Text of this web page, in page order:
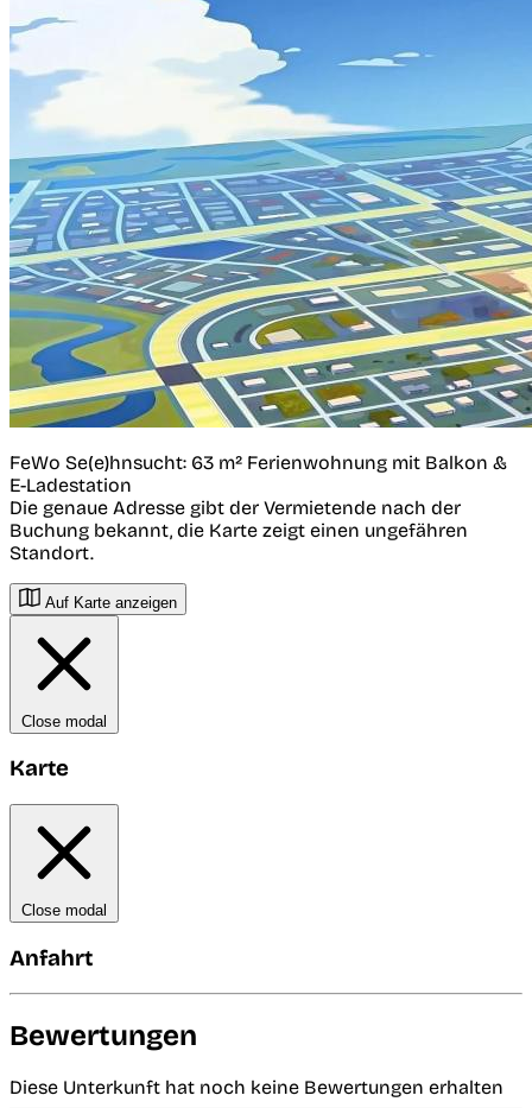
FeWo Se(e)hnsucht: 63 m² Ferienwohnung mit Balkon &
E-Ladestation
Die genaue Adresse gibt der Vermietende nach der
Buchung bekannt, die Karte zeigt einen ungefähren
Standort.
Auf Karte anzeigen
Close modal
Karte
Close modal
Anfahrt
Bewertungen
Diese Unterkunft hat noch keine Bewertungen erhalten